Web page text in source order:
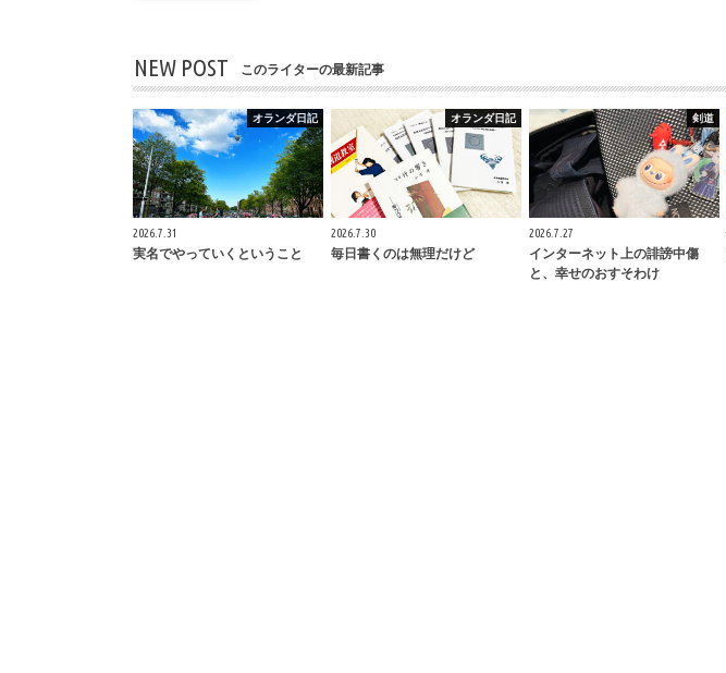
NEW POST このライターの最新記事
オランダ日記
2026.7.31
実名でやっていくということ
オランダ日記
2026.7.30
毎日書くのは無理だけど
剣道
2026.7.27
インターネット上の誹謗中傷
と、幸せのおすそわけ